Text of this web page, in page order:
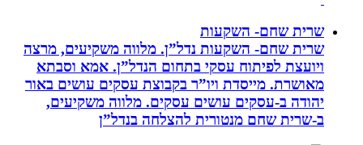
שרית שחם- השקעות
שרית שחם- השקעות נדל”ן. מלווה משקיעים, מרצה
ויועצת לפיתוח עסקי בתחום הנדל”ן. אמא וסבתא
מאושרת. ‏מייסדת ויו”ר בקבוצת עסקים עושים באור
יהודה‏ ב-‏עסקים עושים עסקים‏. ‏מלווה משקיעים,
ב-‏שרית שחם מנטורית להצלחה בנדל”ן‏